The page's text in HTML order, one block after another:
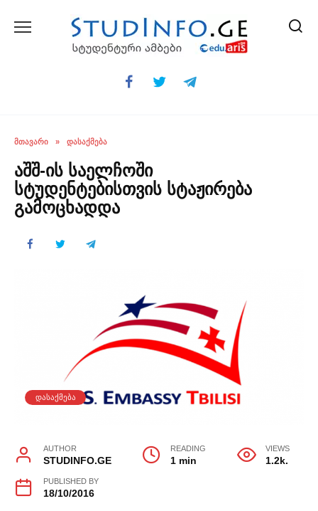
ᲛᲗᲐᲕᲐᲠᲘ » ᲓᲐᲡᲐᲥᲛᲔᲑᲐ
აშშ-ის საელჩოში
სტუდენტებისთვის სტაჟირება
გამოცხადდა
ᲓᲐᲡᲐᲥᲛᲔᲑᲐ
AUTHOR
STUDINFO.GE
READING
1 min
VIEWS
1.2k.
PUBLISHED BY
18/10/2016